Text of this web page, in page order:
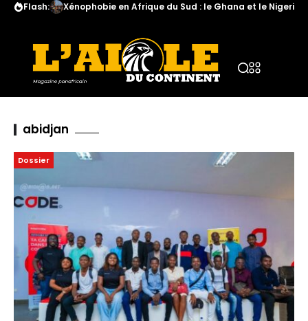
Flash: Xénophobie en Afrique du Sud : le Ghana et le Nigeria
abidjan
Dossier